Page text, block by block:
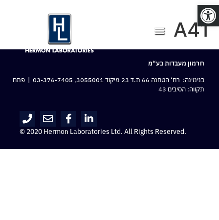
פתח סרגל נגישות
A41
חרמון מעבדות בע“מ
בנימינה: רח‘ הטחנה 66 ת.ד 23 מיקוד 3055001,
03-376-7405 | פתח
תקווה: הסיבים 43
© 2020 Hermon Laboratories Ltd. All Rights Reserved.